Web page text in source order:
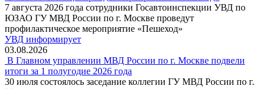
7 августа 2026 года сотрудники Госавтоинспекции УВД по
ЮЗАО ГУ МВД России по г. Москве проведут
профилактическое мероприятие «Пешеход»
УВД информирует
03.08.2026
В Главном управлении МВД России по г. Москве подвели
итоги за 1 полугодие 2026 года
30 июля состоялось заседание коллегии ГУ МВД России по г.